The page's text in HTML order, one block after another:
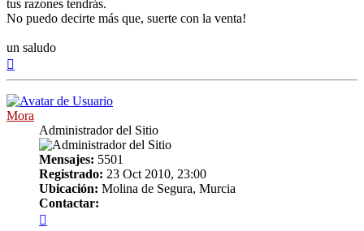
tus razones tendrás.
No puedo decirte más que, suerte con la venta!
un saludo
Mora
Administrador del Sitio
Mensajes: 5501
Registrado: 23 Oct 2010, 23:00
Ubicación: Molina de Segura, Murcia
Contactar: